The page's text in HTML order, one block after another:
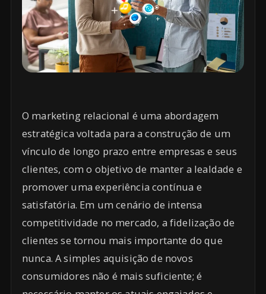
O marketing relacional é uma abordagem
estratégica voltada para a construção de um
vínculo de longo prazo entre empresas e seus
clientes, com o objetivo de manter a lealdade e
promover uma experiência contínua e
satisfatória. Em um cenário de intensa
competitividade no mercado, a fidelização de
clientes se tornou mais importante do que
nunca. A simples aquisição de novos
consumidores não é mais suficiente; é